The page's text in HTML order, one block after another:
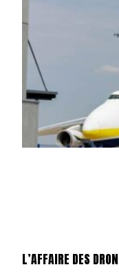
L’AFFAIRE DES